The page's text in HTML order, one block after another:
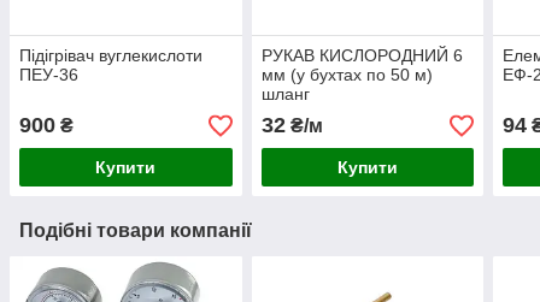
Підігрівач вуглекислоти
ПЕУ-36
900 ₴
Купити
РУКАВ КИСЛОРОДНИЙ 6
мм (у бухтах по 50 м)
шланг
32₴/м
Купити
ЕФ-
94
Подібні товари компанії